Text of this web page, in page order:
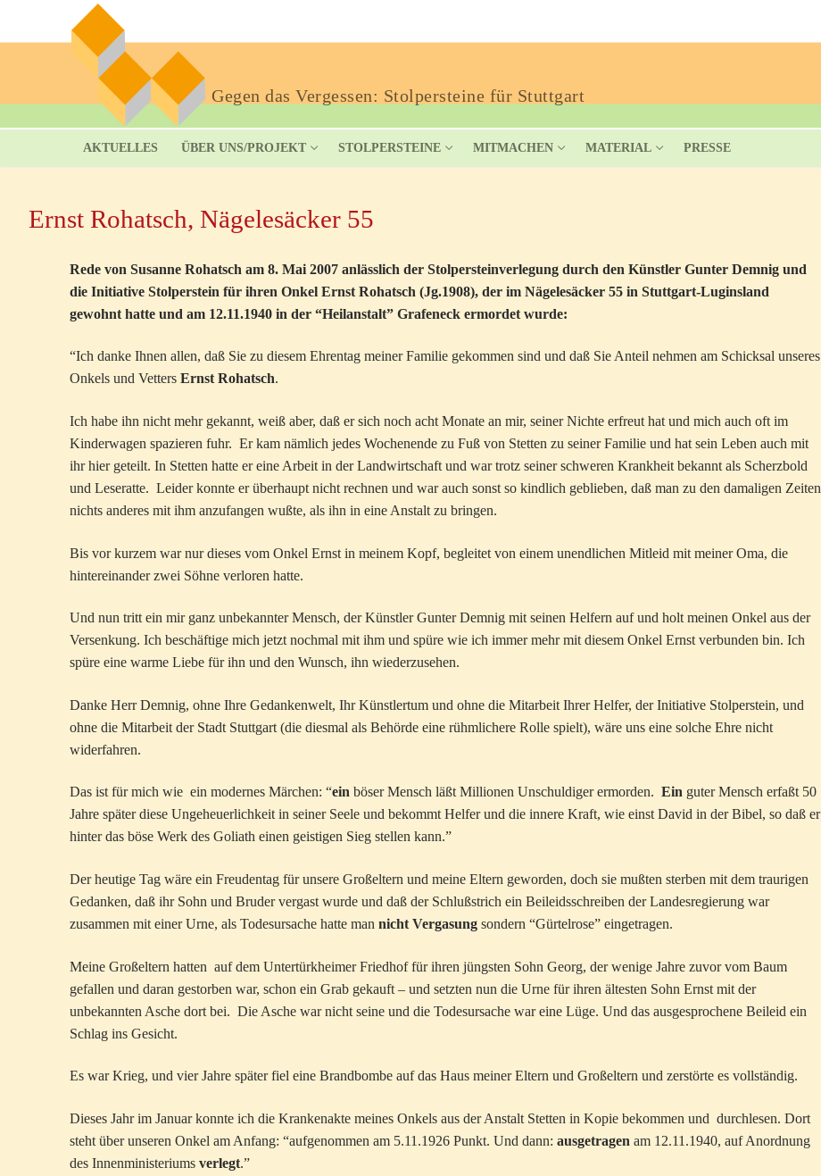
Gegen das Vergessen: Stolpersteine für Stuttgart
AKTUELLES ÜBER UNS/PROJEKT STOLPERSTEINE MITMACHEN MATERIAL PRESSE
Ernst Rohatsch, Nägelesäcker 55
Rede von Susanne Rohatsch am 8. Mai 2007 anlässlich der Stolpersteinverlegung durch den Künstler Gunter Demnig und
die Initiative Stolperstein für ihren Onkel Ernst Rohatsch (Jg.1908), der im Nägelesäcker 55 in Stuttgart-Luginsland
gewohnt hatte und am 12.11.1940 in der “Heilanstalt” Grafeneck ermordet wurde:
“Ich danke Ihnen allen, daß Sie zu diesem Ehrentag meiner Familie gekommen sind und daß Sie Anteil nehmen am Schicksal unseres
Onkels und Vetters Ernst Rohatsch.
Ich habe ihn nicht mehr gekannt, weiß aber, daß er sich noch acht Monate an mir, seiner Nichte erfreut hat und mich auch oft im
Kinderwagen spazieren fuhr. Er kam nämlich jedes Wochenende zu Fuß von Stetten zu seiner Familie und hat sein Leben auch mit
ihr hier geteilt. In Stetten hatte er eine Arbeit in der Landwirtschaft und war trotz seiner schweren Krankheit bekannt als Scherzbold
und Leseratte. Leider konnte er überhaupt nicht rechnen und war auch sonst so kindlich geblieben, daß man zu den damaligen Zeiten
nichts anderes mit ihm anzufangen wußte, als ihn in eine Anstalt zu bringen.
Bis vor kurzem war nur dieses vom Onkel Ernst in meinem Kopf, begleitet von einem unendlichen Mitleid mit meiner Oma, die
hintereinander zwei Söhne verloren hatte.
Und nun tritt ein mir ganz unbekannter Mensch, der Künstler Gunter Demnig mit seinen Helfern auf und holt meinen Onkel aus der
Versenkung. Ich beschäftige mich jetzt nochmal mit ihm und spüre wie ich immer mehr mit diesem Onkel Ernst verbunden bin. Ich
spüre eine warme Liebe für ihn und den Wunsch, ihn wiederzusehen.
Danke Herr Demnig, ohne Ihre Gedankenwelt, Ihr Künstlertum und ohne die Mitarbeit Ihrer Helfer, der Initiative Stolperstein, und
ohne die Mitarbeit der Stadt Stuttgart (die diesmal als Behörde eine rühmlichere Rolle spielt), wäre uns eine solche Ehre nicht
widerfahren.
Das ist für mich wie ein modernes Märchen: “ein böser Mensch läßt Millionen Unschuldiger ermorden. Ein guter Mensch erfaßt 50
Jahre später diese Ungeheuerlichkeit in seiner Seele und bekommt Helfer und die innere Kraft, wie einst David in der Bibel, so daß er
hinter das böse Werk des Goliath einen geistigen Sieg stellen kann.”
Der heutige Tag wäre ein Freudentag für unsere Großeltern und meine Eltern geworden, doch sie mußten sterben mit dem traurigen
Gedanken, daß ihr Sohn und Bruder vergast wurde und daß der Schlußstrich ein Beileidsschreiben der Landesregierung war
zusammen mit einer Urne, als Todesursache hatte man nicht Vergasung sondern “Gürtelrose” eingetragen.
Meine Großeltern hatten auf dem Untertürkheimer Friedhof für ihren jüngsten Sohn Georg, der wenige Jahre zuvor vom Baum
gefallen und daran gestorben war, schon ein Grab gekauft – und setzten nun die Urne für ihren ältesten Sohn Ernst mit der
unbekannten Asche dort bei. Die Asche war nicht seine und die Todesursache war eine Lüge. Und das ausgesprochene Beileid ein
Schlag ins Gesicht.
Es war Krieg, und vier Jahre später fiel eine Brandbombe auf das Haus meiner Eltern und Großeltern und zerstörte es vollständig.
Dieses Jahr im Januar konnte ich die Krankenakte meines Onkels aus der Anstalt Stetten in Kopie bekommen und durchlesen. Dort
steht über unseren Onkel am Anfang: “aufgenommen am 5.11.1926 Punkt. Und dann: ausgetragen am 12.11.1940, auf Anordnung
des Innenministeriums verlegt.”